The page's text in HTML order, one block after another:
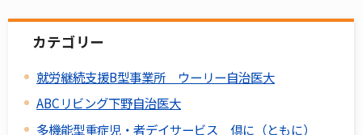
カテゴリー
就労継続支援B型事業所 ウーリー自治医大
ABCリビング下野自治医大
多機能型重症児・者デイサービス 倶に（ともに）